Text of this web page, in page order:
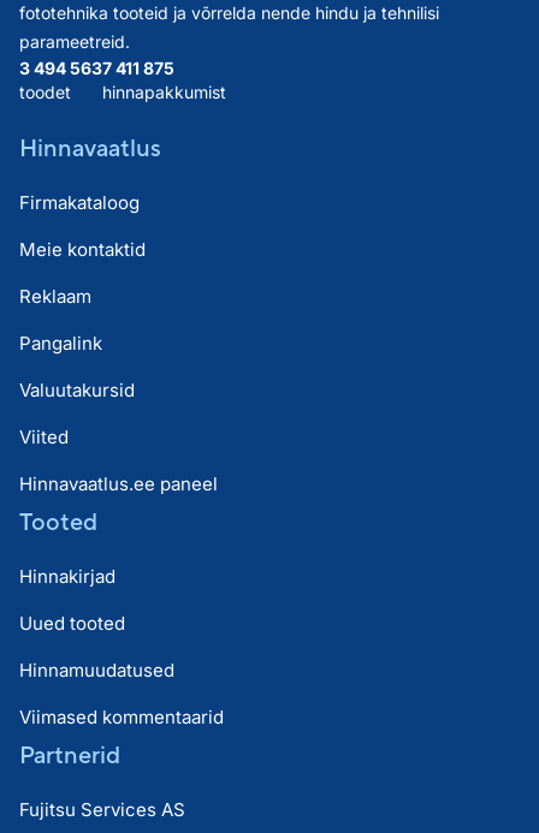
fototehnika tooteid ja võrrelda nende hindu ja tehnilisi
parameetreid.
3 494 563
toodet
7 411 875
hinnapakkumist
Hinnavaatlus
Firmakataloog
Meie kontaktid
Reklaam
Pangalink
Valuutakursid
Viited
Hinnavaatlus.ee paneel
Tooted
Hinnakirjad
Uued tooted
Hinnamuudatused
Viimased kommentaarid
Partnerid
Fujitsu Services AS